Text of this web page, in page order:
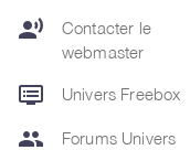
record_voice_over
Contacter le
webmaster
dvr Univers Freebox
group Forums Univers